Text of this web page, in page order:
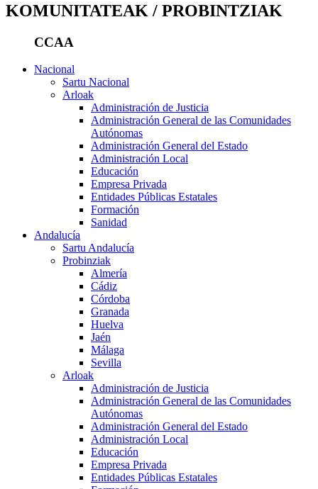
KOMUNITATEAK / PROBINTZIAK
CCAA
Nacional
Sartu Nacional
Arloak
Administración de Justicia
Administración General de las Comunidades
Autónomas
Administración General del Estado
Administración Local
Educación
Empresa Privada
Entidades Públicas Estatales
Formación
Sanidad
Andalucía
Sartu Andalucía
Probinziak
Almería
Cádiz
Córdoba
Granada
Huelva
Jaén
Málaga
Sevilla
Arloak
Administración de Justicia
Administración General de las Comunidades
Autónomas
Administración General del Estado
Administración Local
Educación
Empresa Privada
Entidades Públicas Estatales